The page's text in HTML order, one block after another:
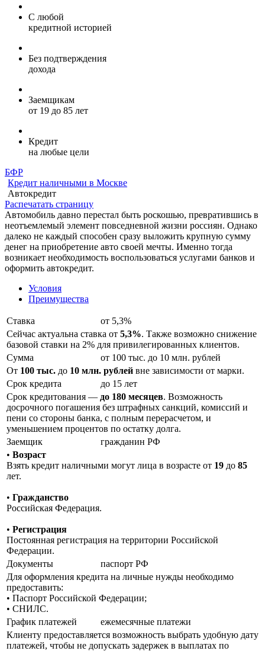
С любой
кредитной историей
Без подтверждения
дохода
Заемщикам
от 19 до 85 лет
Кредит
на любые цели
БФР
Кредит наличными в Москве
Автокредит
Распечатать страницу
Автомобиль давно перестал быть роскошью, превратившись в
неотъемлемый элемент повседневной жизни россиян. Однако
далеко не каждый способен сразу выложить крупную сумму
денег на приобретение авто своей мечты. Именно тогда
возникает необходимость воспользоваться услугами банков и
оформить автокредит.
Условия
Преимущества
Ставка
от 5,3%
Сейчас актуальна ставка от 5,3%. Также возможно снижение
базовой ставки на 2% для привилегированных клиентов.
Сумма
от 100 тыс. до 10 млн. рублей
От 100 тыс. до 10 млн. рублей вне зависимости от марки.
Срок кредита
до 15 лет
Срок кредитования — до 180 месяцев. Возможность
досрочного погашения без штрафных санкций, комиссий и
пени со стороны банка, с полным перерасчетом, и
уменьшением процентов по остатку долга.
Заемщик
гражданин РФ
• Возраст
Взять кредит наличными могут лица в возрасте от 19 до 85
лет.
• Гражданство
Российская Федерация.
• Регистрация
Постоянная регистрация на территории Российской
Федерации.
Документы
паспорт РФ
Для оформления кредита на личные нужды необходимо
предоставить:
• Паспорт Российской Федерации;
• СНИЛС.
График платежей
ежемесячные платежи
Клиенту предоставляется возможность выбрать удобную дату
платежей, чтобы не допускать задержек в выплатах по